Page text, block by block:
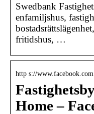
Swedbank
enfamiljshus,
fritidshus, …
http s://
Home –